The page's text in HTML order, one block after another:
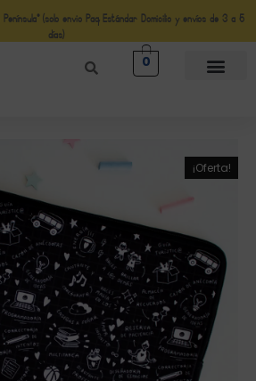
(solo envio Paq Estándar Domicilio y envíos de 3 a 5
días)
0
¡Oferta!